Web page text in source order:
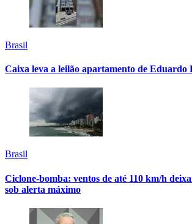
Brasil
Caixa leva a leilão apartamento de Eduardo
Brasil
Ciclone-bomba: ventos de até 110 km/h
sob alerta máximo